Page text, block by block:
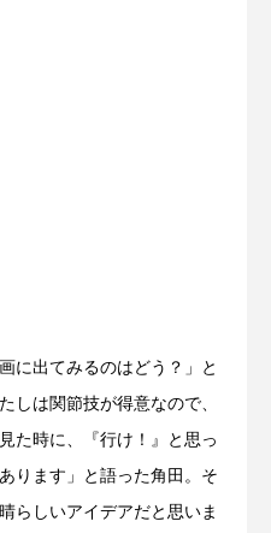
に出てみるのはどう？」と
しは関節技が得意なので、
た時に、『行け！』と思っ
ります」と語った角田。そ
らしいアイデアだと思いま